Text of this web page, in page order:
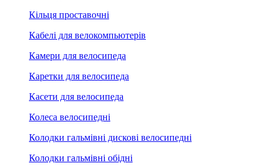
Кільця проставочні
Кабелі для велокомпьютерів
Камери для велосипеда
Каретки для велосипеда
Касети для велосипеда
Колеса велосипедні
Колодки гальмівні дискові велосипедні
Колодки гальмівні обідні